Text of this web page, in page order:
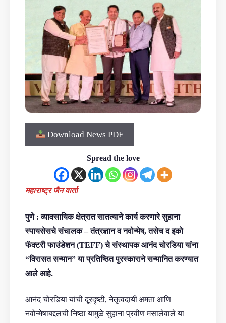
Download News PDF
Spread the love
महाराष्ट्र जैन वार्ता
पुणे : व्यावसायिक क्षेत्रात सातत्याने कार्य करणारे सुहाना
स्पायसेसचे संचालक – तंत्रज्ञान व नवोन्मेष, तसेच द इको
फॅक्टरी फाउंडेशन (TEFF) चे संस्थापक आनंद चोरडिया यांना
“विरासत सन्मान” या प्रतिष्ठित पुरस्काराने सन्मानित करण्यात
आले आहे.
आनंद चोरडिया यांची दूरदृष्टी, नेतृत्वदायी क्षमता आणि
नवोन्मेषाबद्दलची निष्ठा यामुळे सुहाना प्रवीण मसालेवाले या